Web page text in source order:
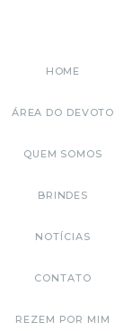
HOME
ÁREA DO DEVOTO
QUEM SOMOS
BRINDES
NOTÍCIAS
CONTATO
REZEM POR MIM